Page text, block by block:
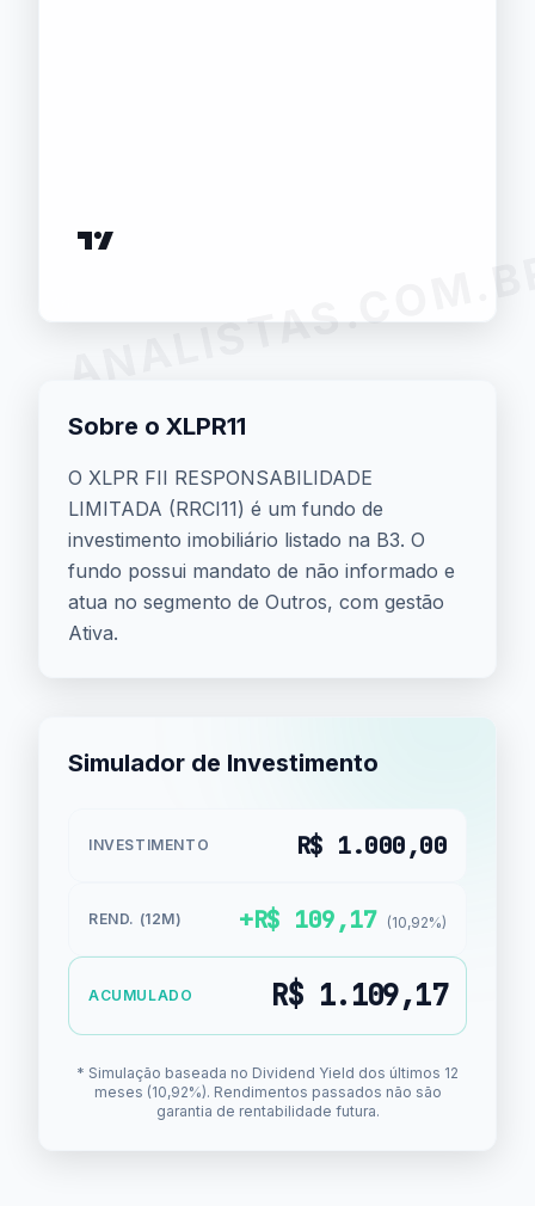
Sobre o XLPR11
O XLPR FII RESPONSABILIDADE
LIMITADA (RRCI11) é um fundo de
investimento imobiliário listado na B3. O
fundo possui mandato de não informado e
atua no segmento de Outros, com gestão
Ativa.
Simulador de Investimento
INVESTIMENTO R$ 1.000,00
REND. (12M) +R$ 109,17 (10,92%)
ACUMULADO R$ 1.109,17
* Simulação baseada no Dividend Yield dos últimos 12
meses (10,92%). Rendimentos passados não são
garantia de rentabilidade futura.